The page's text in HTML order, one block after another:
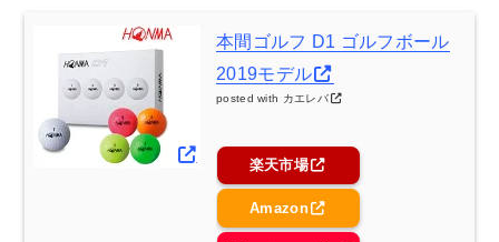
本間ゴルフ D1 ゴルフボール
2019モデル
posted with カエレバ
楽天市場
Amazon